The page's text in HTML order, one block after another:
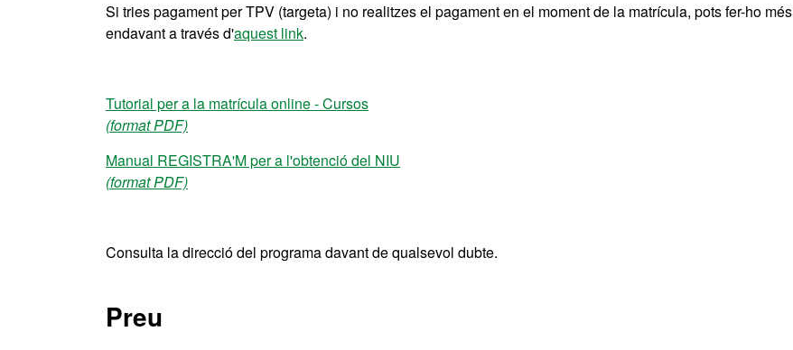
Si tries pagament per TPV (targeta) i no realitzes el pagament en el moment de la matrícula, pots fer-ho més
endavant a través d'aquest link.
Tutorial per a la matrícula online - Cursos
(format PDF)
Manual REGISTRA'M per a l'obtenció del NIU
(format PDF)
Consulta la direcció del programa davant de qualsevol dubte.
Preu